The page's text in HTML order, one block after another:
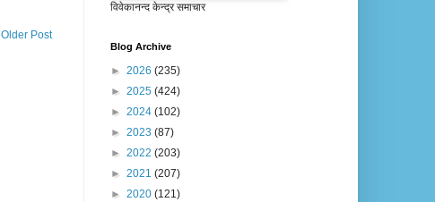
Older Post
विवेकानन्द केन्द्र समाचार
Blog Archive
► 2026 (235)
► 2025 (424)
► 2024 (102)
► 2023 (87)
► 2022 (203)
► 2021 (207)
► 2020 (121)